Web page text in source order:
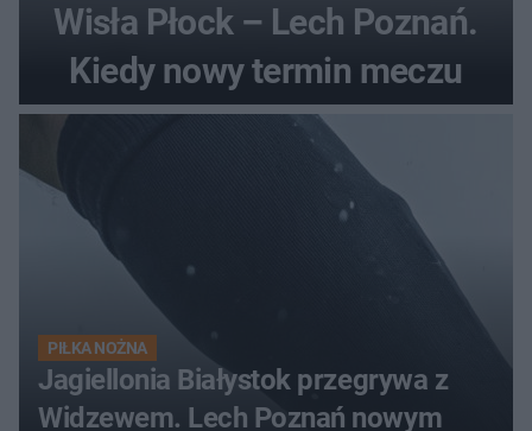
Wisła Płock – Lech Poznań.
Kiedy nowy termin meczu
PIŁKA NOŻNA
Jagiellonia Białystok przegrywa z
Widzewem. Lech Poznań nowym